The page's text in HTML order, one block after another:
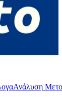
Ανάλυση